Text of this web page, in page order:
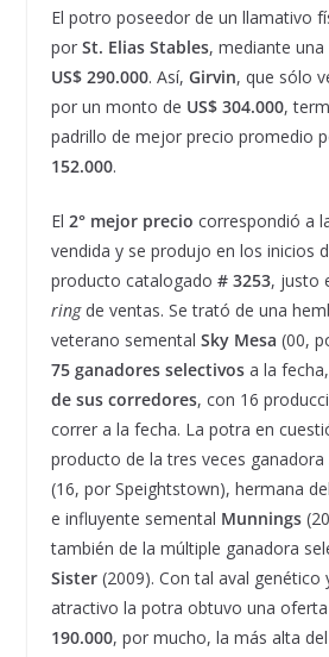
El potro poseedor de un llamativo
por St. Elias Stables, mediante
US$ 290.000. Así, Girvin, que sólo
por un monto de US$ 304.000,
padrillo de mejor precio promedio
152.000.
El 2° mejor precio correspondió a
vendida y se produjo en los inicios
producto catalogado # 3253, justo
ringde ventas. Se trató de una
veterano semental Sky Mesa (00,
75 ganadores selectivosa la
de sus corredores, con 16
correr a la fecha. La potra en
producto de la tres veces ganadora
(16, por Speightstown), hermana
e influyente semental Munnings
también de la múltiple ganadora
Sister(2009). Con tal aval genético
atractivo la potra obtuvo una
190.000, por mucho, la más alta